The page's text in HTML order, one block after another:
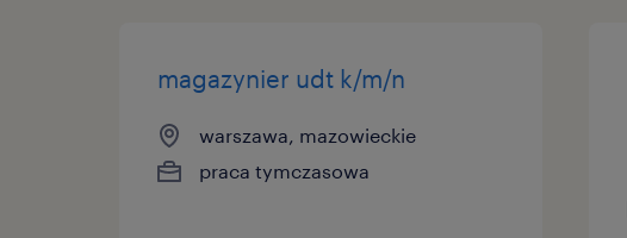
magazynier udt k/m/n
warszawa, mazowieckie
praca tymczasowa